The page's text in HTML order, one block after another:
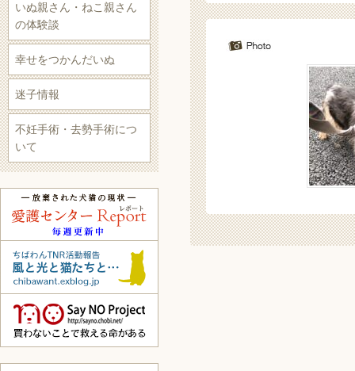
いぬ親さん・ねこ親さん
の体験談
幸せをつかんだいぬ
迷子情報
不妊手術・去勢手術につ
いて